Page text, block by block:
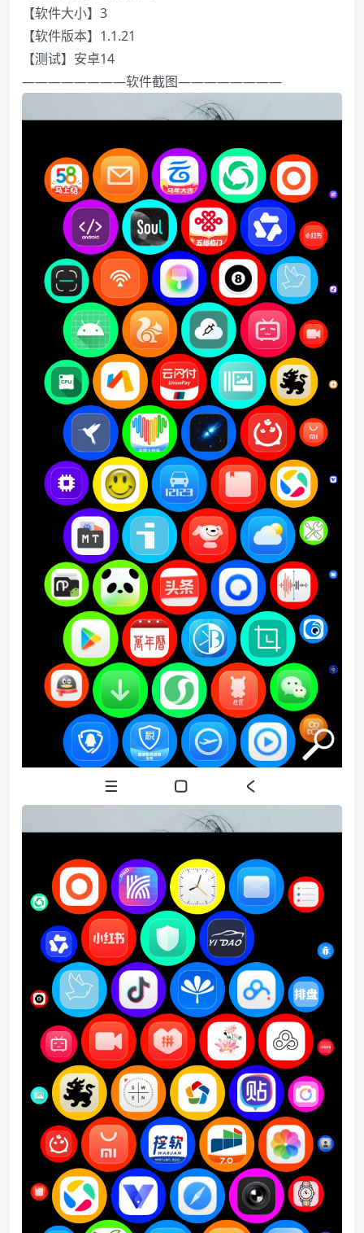
️【软件大小】3
【软件版本】1.1.21
【测试】安卓14
————————软件截图————————